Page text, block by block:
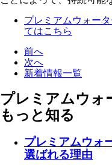
プレミアムウォー
てはこちら
前へ
次へ
新着情報一覧
プレミアムウォ
もっと知る
プレミアムウォ
選ばれる理由